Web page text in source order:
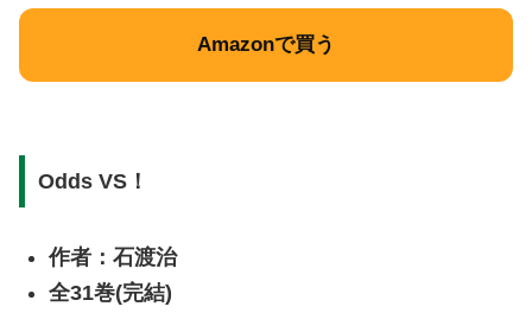
Amazonで買う
Odds VS！
作者：石渡治
全31巻(完結)